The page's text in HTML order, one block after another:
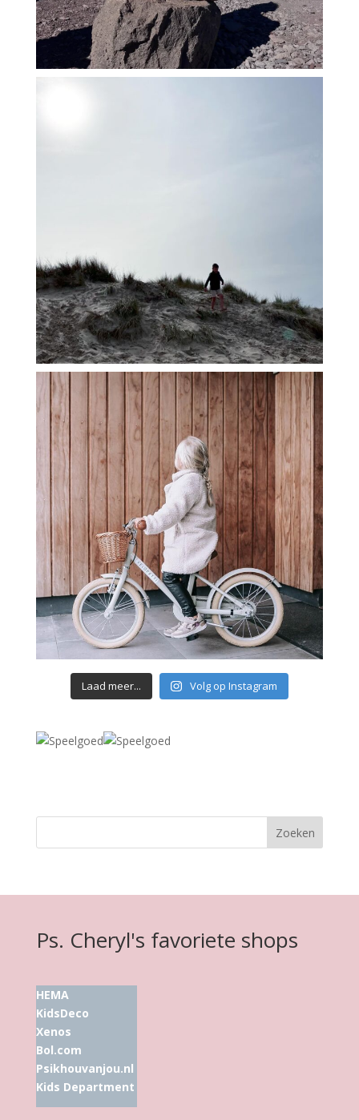
Laad meer... Volg op Instagram
Ps. Cheryl's favoriete shops
HEMA
KidsDeco
Xenos
Bol.com
Psikhouvanjou.nl
Kids Department